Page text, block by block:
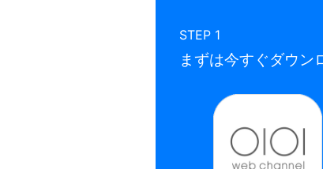
まずは今すぐダウン
STEP 1